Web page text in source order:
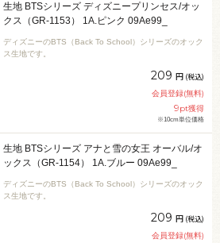
生地 BTSシリーズ ディズニープリンセス/オッ
クス（GR-1153） 1A.ピンク 09Ae99_
ディズニーのBTS（Back To School）シリーズのオック
ス生地です。
209 円 (税込)
会員登録(無料)
9pt獲得
※10cm単位価格
生地 BTSシリーズ アナと雪の女王 オーバル/オ
ックス（GR-1154） 1A.ブルー 09Ae99_
ディズニーのBTS（Back To School）シリーズのオック
ス生地です。
209 円 (税込)
会員登録(無料)